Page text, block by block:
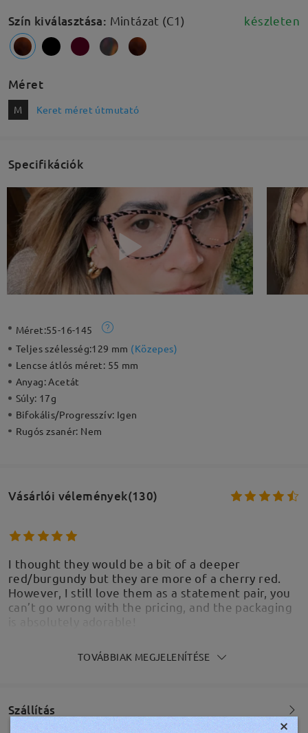
Szín kiválasztása: Mintázat (C1) készleten
Méret
M Keret méret útmutató
Specifikációk
Méret:55-16-145
Teljes szélesség:129 mm (Közepes)
Lencse átlós méret: 55 mm
Anyag:Acetát
Súly: 17g
Bifokális/Progresszív: Igen
Rugós zsanér: Nem
Vásárlói vélemények(130)
I thought they would be a bit of a deeper
red/burgundy but they are more of a cherry red.
However, I still love them as a statement pair, you
can’t go wrong with the pricing, and the packaging
TOVÁBBIAK MEGJELENÍTÉSE
Szállítás
×